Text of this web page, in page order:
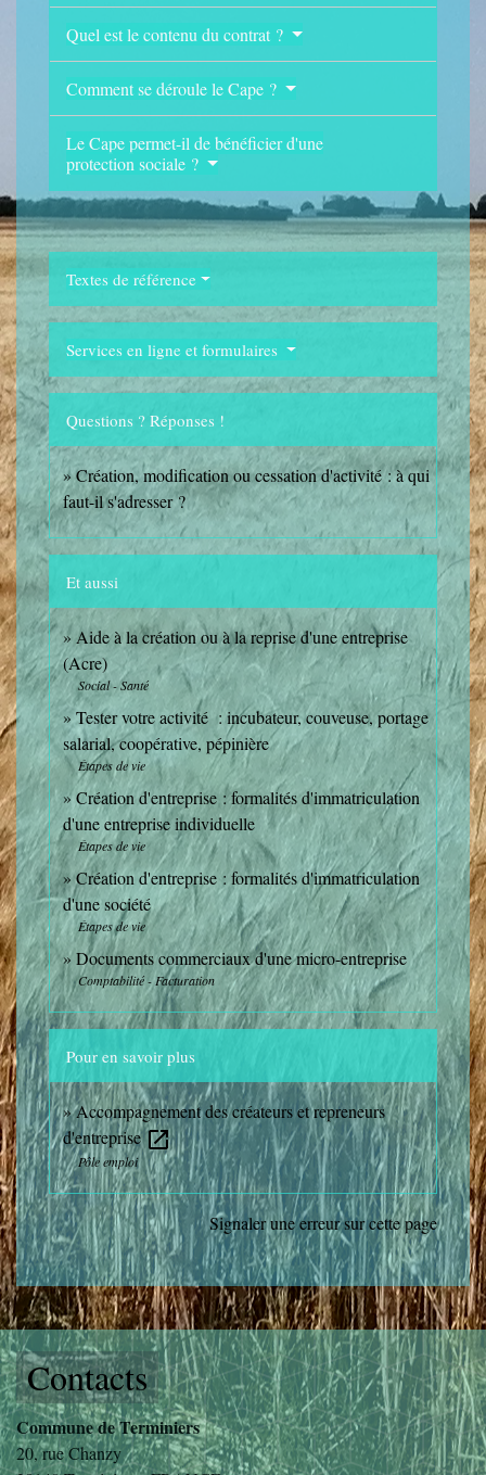
Quel est le contenu du contrat ?
Comment se déroule le Cape ?
Le Cape permet-il de bénéficier d'une
protection sociale ?
Textes de référence
Services en ligne et formulaires
Questions ? Réponses !
Création, modification ou cessation d'activité : à qui
faut-il s'adresser ?
Et aussi
Aide à la création ou à la reprise d'une entreprise
(Acre)
Social - Santé
Tester votre activité : incubateur, couveuse, portage
salarial, coopérative, pépinière
Étapes de vie
Création d'entreprise : formalités d'immatriculation
d'une entreprise individuelle
Étapes de vie
Création d'entreprise : formalités d'immatriculation
d'une société
Étapes de vie
Documents commerciaux d'une micro-entreprise
Comptabilité - Facturation
Pour en savoir plus
Accompagnement des créateurs et repreneurs
d'entrepriseopen_in_new
Pôle emploi
Signaler une erreur sur cette page
Contacts
Commune de Terminiers
20, rue Chanzy